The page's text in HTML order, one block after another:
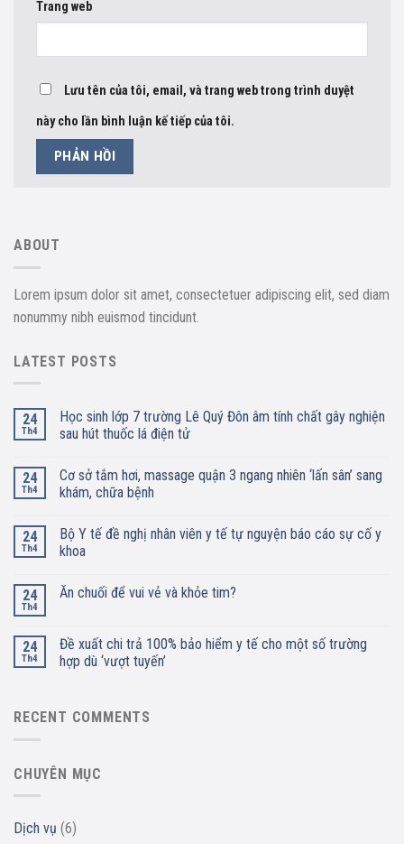
Trang web
Lưu tên của tôi, email, và trang web trong trình duyệt
này cho lần bình luận kế tiếp của tôi.
ABOUT
Lorem ipsum dolor sit amet, consectetuer adipiscing elit, sed diam
nonummy nibh euismod tincidunt.
LATEST POSTS
24
Th4
Học sinh lớp 7 trường Lê Quý Đôn âm tính chất gây nghiện
sau hút thuốc lá điện tử
24
Th4
Cơ sở tắm hơi, massage quận 3 ngang nhiên ‘lấn sân’ sang
khám, chữa bệnh
24
Th4
Bộ Y tế đề nghị nhân viên y tế tự nguyện báo cáo sự cố y
khoa
24
Th4
Ăn chuối để vui vẻ và khỏe tim?
24
Th4
Đề xuất chi trả 100% bảo hiểm y tế cho một số trường
hợp dù ‘vượt tuyến’
RECENT COMMENTS
CHUYÊN MỤC
Dịch vụ (6)